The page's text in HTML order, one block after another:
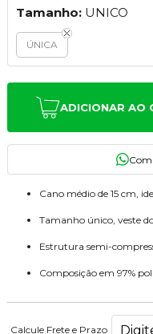
Tamanho: UNICO
ÚNICA
ADICIONAR AO
Cano médio de 15 cm,
Tamanho único, veste
Estrutura semi-
Composição em 97%
Calcule Frete e Prazo